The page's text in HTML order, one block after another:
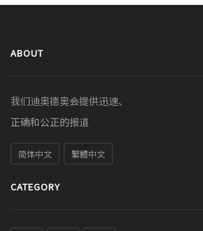
ABOUT
我们迪奥德奥会提供迅速、
正确和公正的报道
简体中文 繁體中文
CATEGORY